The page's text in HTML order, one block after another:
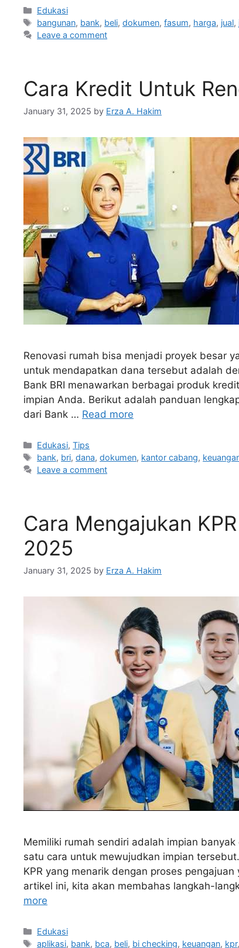
Edukasi
bangunan, bank, beli,dokumen,fasum, harga, jual,
Leave a comment
Cara Kredit Untuk
January 31, 2025 by Erza A. Hakim
Renovasi rumah bisa menjadi proyek besar
untuk mendapatkan dana tersebut adalah
Bank BRI menawarkan berbagai produk
impian Anda. Berikut adalah panduan
dari Bank … Read more
Edukasi,Tips
bank, bri,dana,dokumen, kantor cabang,
Leave a comment
Cara Mengajukan
2025
January 31, 2025 by Erza A. Hakim
Memiliki rumah sendiri adalah impian
satu cara untuk mewujudkan impian
KPR yang menarik dengan proses
artikel ini, kita akan membahas langkah-
more
Edukasi
aplikasi, bank, bca, beli, bi checking, keuangan, kpr,